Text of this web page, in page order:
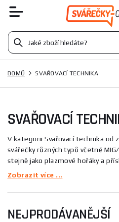
DOMŮ SVAŘOVACÍ TECHNIKA
SVAŘOVACÍ
V kategorii Svařovací technika od
svářečky různých typů včetně MIG/
stejně jako plazmové hořáky a
řezání. Tyto produkty slouží od
invertor ORION 150 Set nebo
profesionální i hobby použití.
Zobrazit více ...
NEJPRODÁVANĚJŠÍ